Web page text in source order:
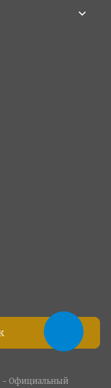
- Официальный